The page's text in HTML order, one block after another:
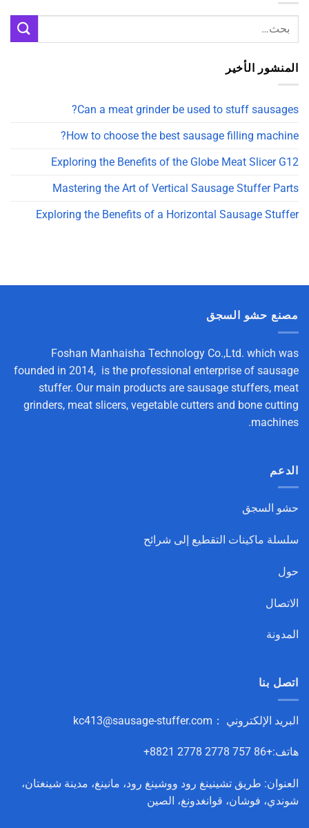
المنشور الأخير
Can a meat grinder be used to stuff sausages?
How to choose the best sausage filling machine?
Exploring the Benefits of the Globe Meat Slicer G12
Mastering the Art of Vertical Sausage Stuffer Parts
Exploring the Benefits of a Horizontal Sausage Stuffer
مصنع حشو السجق
Foshan Manhaisha Technology Co.,Ltd. which was
founded in 2014, is the professional enterprise of sausage
stuffer. Our main products are sausage stuffers, meat
grinders, meat slicers, vegetable cutters and bone cutting
machines.
الدعم
حشو السجق
سلسلة ماكينات التقطيع إلى شرائح
حول
الاتصال
المدونة
اتصل بنا
البريد الإلكتروني ： kc413@sausage-stuffer.com
هاتف:+86 757 2778 2778 8821+
العنوان: طريق تشينينغ رود ووشينغ رود، مانينغ، مدينة شينغتان،
شوندي، فوشان، قوانغدونغ، الصين